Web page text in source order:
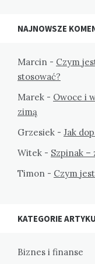
NAJNOWSZE
Marcin - Czym
stosować?
Marek - Owoce i
zimą
Grzesiek - Jak
Witek - Szpinak
Timon - Czym
KATEGORIE
Biznes i finanse